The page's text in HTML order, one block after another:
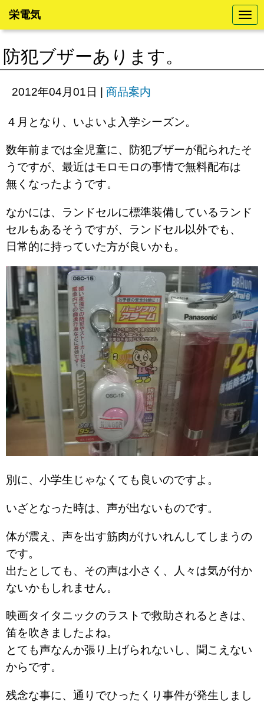
N
a
v
t
栄電気
防犯ブザーあります。
2012年04月01日 | 商品案内
４月となり、いよいよ入学シーズン。
数年前までは全児童に、防犯ブザーが配られたそ
うですが、最近はモロモロの事情で無料配布は
無くなったようです。
なかには、ランドセルに標準装備しているランド
セルもあるそうですが、ランドセル以外でも、
日常的に持っていた方が良いかも。
別に、小学生じゃなくても良いのですよ。
いざとなった時は、声が出ないものです。
体が震え、声を出す筋肉がけいれんしてしまうの
です。
出たとしても、その声は小さく、人々は気が付か
ないかもしれません。
映画タイタニックのラストで救助されるときは、
笛を吹きましたよね。
とても声なんか張り上げられないし、聞こえない
からです。
残念な事に、通りでひったくり事件が発生しまし